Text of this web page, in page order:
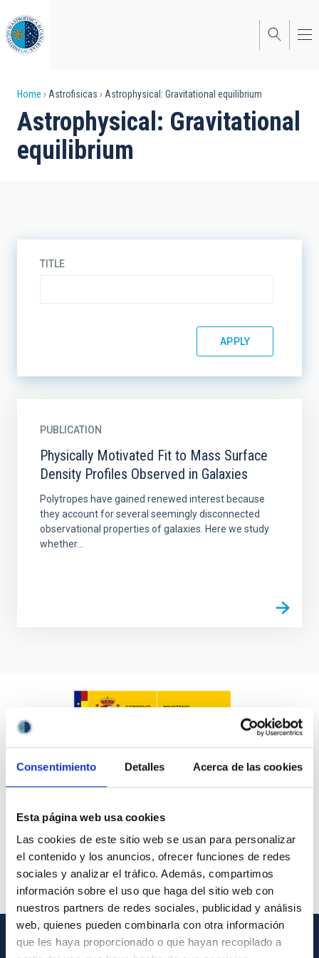
Consentimiento Detalles Acerca de las cookies
Esta página web usa cookies
Las cookies de este sitio web se usan para personalizar
el contenido y los anuncios, ofrecer funciones de redes
sociales y analizar el tráfico. Además, compartimos
información sobre el uso que haga del sitio web con
nuestros partners de redes sociales, publicidad y análisis
web, quienes pueden combinarla con otra información
que les haya proporcionado o que hayan recopilado a
to
main
content
Breadcrumb
Home Astrofisicas Astrophysical: Gravitational equilibrium
Astrophysical: Gravitational
equilibrium
TITLE
PUBLICATION
Physically Motivated Fit to Mass Surface
Density Profiles Observed in Galaxies
Polytropes have gained renewed interest because
they account for several seemingly disconnected
observational properties of galaxies. Here we study
whether...